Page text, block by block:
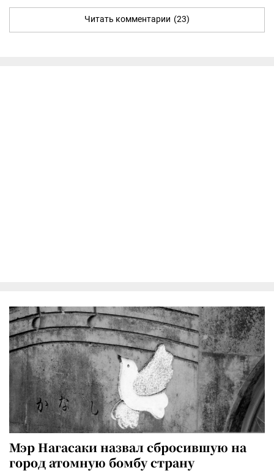
Читать комментарии (23)
Мэр Нагасаки назвал сбросившую на
город атомную бомбу страну